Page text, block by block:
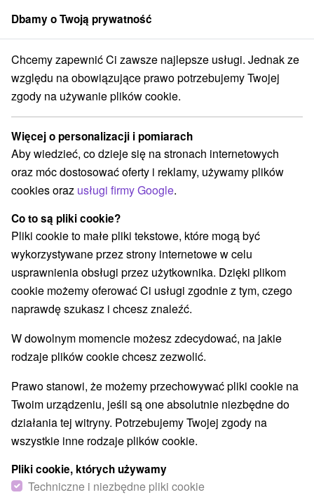
członek grupySorger
Atrakcje dla dzieci Stredné Slovensko Žilinský kraj Rajec
Atrakcje dla dzieci Rajec a v okolí
Kategorie
Wszystkie kategorie
Atrakcje z adrenaliną(1)
Atrakcje dla dzieci(2) Aquaparki, baseny
Sporty
Basen termalny Veronika
Žilinský kraj -Rajec
Dbamy o Twoją prywatność
Chcemy zapewnić Ci zawsze najlepsze usługi. Jednak ze
względu na obowiązujące prawo potrzebujemy Twojej
zgody na używanie plików cookie.
Więcej o personalizacji i pomiarach
Aby wiedzieć, co dzieje się na stronach internetowych
oraz móc dostosować oferty i reklamy, używamy plików
cookies oraz usługi firmy Google.
Co to są pliki cookie?
Pliki cookie to małe pliki tekstowe, które mogą być
wykorzystywane przez strony internetowe w celu
usprawnienia obsługi przez użytkownika. Dzięki plikom
cookie możemy oferować Ci usługi zgodnie z tym, czego
naprawdę szukasz i chcesz znaleźć.
W dowolnym momencie możesz zdecydować, na jakie
rodzaje plików cookie chcesz zezwolić.
Prawo stanowi, że możemy przechowywać pliki cookie na
Twoim urządzeniu, jeśli są one absolutnie niezbędne do
działania tej witryny. Potrzebujemy Twojej zgody na
wszystkie inne rodzaje plików cookie.
Pliki cookie, których używamy
Techniczne i niezbędne pliki cookie